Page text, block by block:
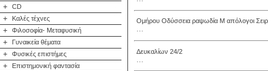
+ CD
+ Καλές τέχνες
+ Φιλοσοφία- Μεταφυσική
+ Γυναικεία θέματα
+ Φυσικές επιστήμες
+ Επιστημονική φαντασία
Ομήρου Οδύσσεια ραψωδία Μ απόλογοι
...
Δευκαλίων 24/2